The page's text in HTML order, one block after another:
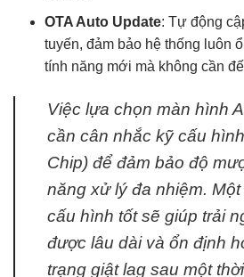
OTA Auto Update: Tự động
tuyến, đảm bảo hệ thống luôn
tính năng mới mà không cần
Việc lựa chọn màn hình
cần cân nhắc kỹ cấu
Chip) để đảm bảo độ
năng xử lý đa nhiệm.
cấu hình tốt sẽ giúp trải
được lâu dài và ổn định
trạng giật lag sau một